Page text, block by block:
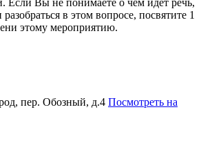
Если Вы не понимаете о чём идет речь,
в этом вопросе, посвятите 1
этому мероприятию.
пер. Обозный, д.4 Посмотреть на